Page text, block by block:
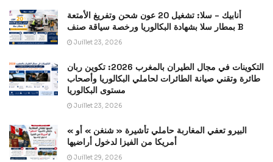
أنابيك – سلا: تشغيل 20 عون شحن وتفريغ الأمتعة
بمطار سلا بشهادة البكالوريا ورخصة سياقة صنف B
Juillet 23, 2026
التكوينات في مجال الطيران بالمغرب 2026: تكوين ربان
طائرة وتقني صيانة الطائرات لحاملي البكالوريا وأصحاب
مستوى البكالوريا
Juillet 23, 2026
« البيرو تعفي المغاربة حاملي تأشيرة « شنغن » أو
أمريكا من الفيزا لدخول أراضيها
Juillet 29, 2026